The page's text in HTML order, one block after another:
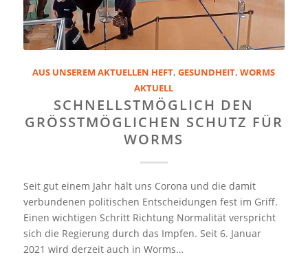
AUS UNSEREM AKTUELLEN HEFT,GESUNDHEIT,WORMS
AKTUELL
SCHNELLSTMÖGLICH DEN
GRÖSSTMÖGLICHEN SCHUTZ FÜR
WORMS
Seit gut einem Jahr hält uns Corona und die damit
verbundenen politischen Entscheidungen fest im Griff.
Einen wichtigen Schritt Richtung Normalität verspricht
sich die Regierung durch das Impfen. Seit 6. Januar
2021 wird derzeit auch in Worms…